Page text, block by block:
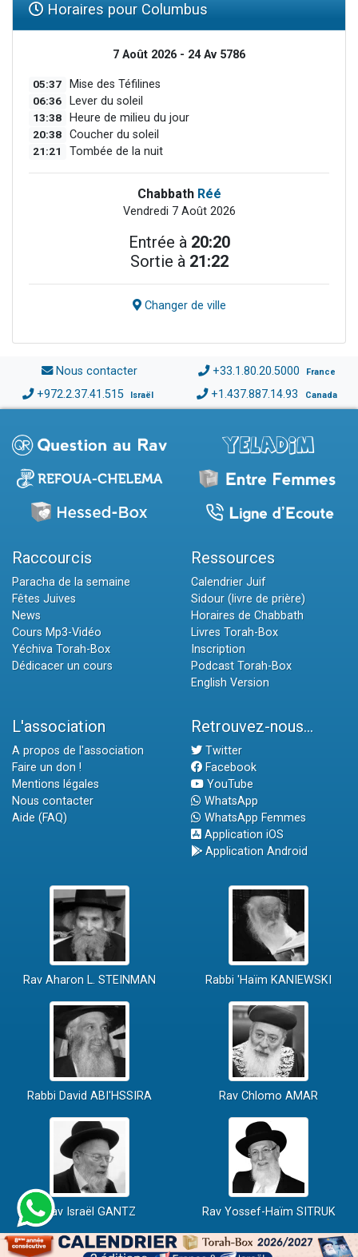
Horaires pour Columbus
7 Août 2026 - 24 Av 5786
05:37 Mise des Téfilines
06:36 Lever du soleil
13:38 Heure de milieu du jour
20:38 Coucher du soleil
21:21 Tombée de la nuit
Chabbath Réé
Vendredi 7 Août 2026
Entrée à 20:20
Sortie à 21:22
Changer de ville
Nous contacter +33.1.80.20.5000 France
+972.2.37.41.515 Israël +1.437.887.14.93 Canada
Raccourcis
Paracha de la semaine
Fêtes Juives
News
Cours Mp3-Vidéo
Yéchiva Torah-Box
Dédicacer un cours
Ressources
Calendrier Juif
Sidour (livre de prière)
Horaires de Chabbath
Livres Torah-Box
Inscription
Podcast Torah-Box
English Version
L'association
A propos de l'association
Faire un don !
Mentions légales
Nous contacter
Aide (FAQ)
Retrouvez-nous...
Twitter
Facebook
YouTube
WhatsApp
WhatsApp Femmes
Application iOS
Application Android
Rav Aharon L. STEINMAN Rabbi 'Haïm KANIEWSKI
Rabbi David ABI'HSSIRA Rav Chlomo AMAR
Rav Israël GANTZ Rav Yossef-Haïm SITRUK